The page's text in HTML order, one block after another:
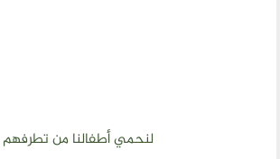
لنحمي أطفالنا من تطرفهم